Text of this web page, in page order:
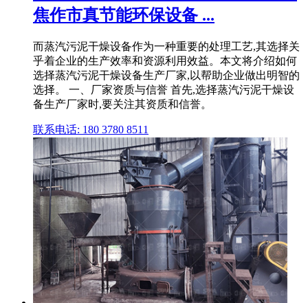
焦作市真节能环保设备 ...
而蒸汽污泥干燥设备作为一种重要的处理工艺,其选择关
乎着企业的生产效率和资源利用效益。本文将介绍如何
选择蒸汽污泥干燥设备生产厂家,以帮助企业做出明智的
选择。 一、厂家资质与信誉 首先,选择蒸汽污泥干燥设
备生产厂家时,要关注其资质和信誉。
联系电话: 180 3780 8511